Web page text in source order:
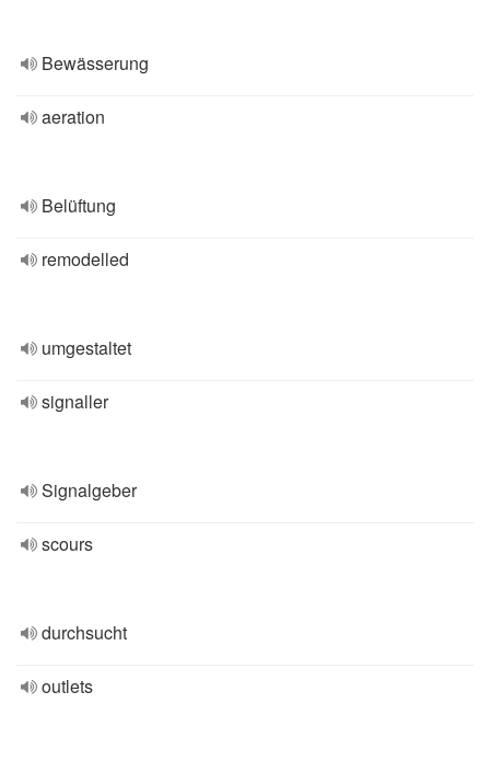
Bewässerung
aeration
Belüftung
remodelled
umgestaltet
signaller
Signalgeber
scours
durchsucht
outlets